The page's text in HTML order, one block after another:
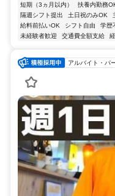
短期（3ヵ月以内） 扶養内勤務
隔週シフト提出
土日祝のみOK
給料前払いOK
シフト自由 学歴
未経験者歓迎
交通費全額支給
アルバイト・パ